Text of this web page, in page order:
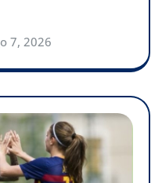
7, 2026